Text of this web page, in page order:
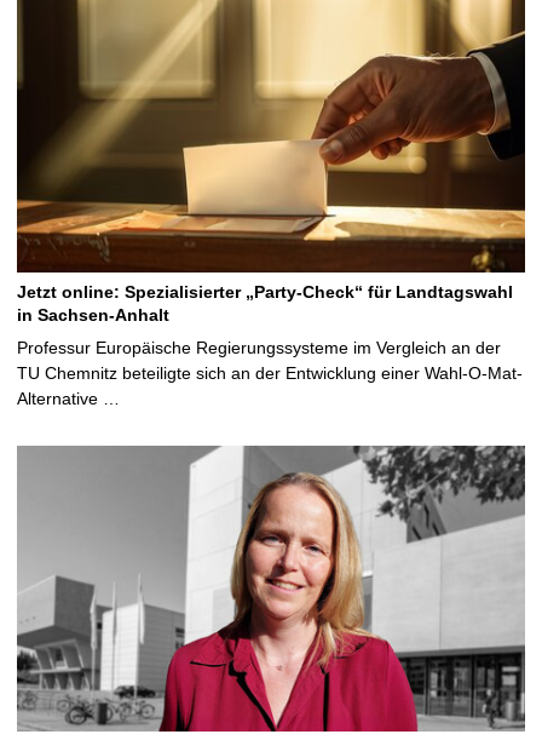
Jetzt online: Spezialisierter „Party-Check“ für Landtagswahl
in Sachsen-Anhalt
Professur Europäische Regierungssysteme im Vergleich an der
TU Chemnitz beteiligte sich an der Entwicklung einer Wahl-O-Mat-
Alternative …